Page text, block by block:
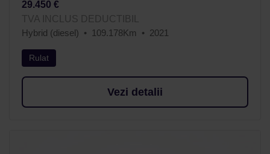
29.450 €
TVA INCLUS DEDUCTIBIL
Hybrid (diesel)
109.178Km 2021
Rulat
Vezi detalii